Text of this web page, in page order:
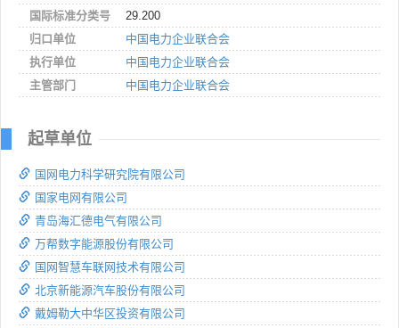
国际标准分类号
29.200
归口单位
中国电力企业联合会
执行单位
中国电力企业联合会
主管部门
中国电力企业联合会
起草单位
国网电力科学研究院有限公司
国家电网有限公司
青岛海汇德电气有限公司
万帮数字能源股份有限公司
国网智慧车联网技术有限公司
北京新能源汽车股份有限公司
戴姆勒大中华区投资有限公司